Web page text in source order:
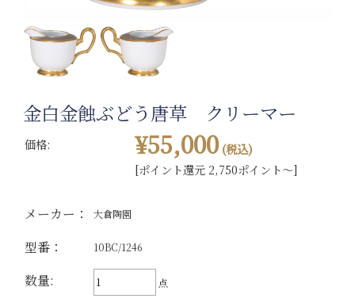
金白金蝕ぶどう唐草 クリーマー
価格: ¥55,000 (税込)
[ポイント還元 2,750ポイント～]
メーカー： 大倉陶園
型番： 10BC/1246
数量: 点